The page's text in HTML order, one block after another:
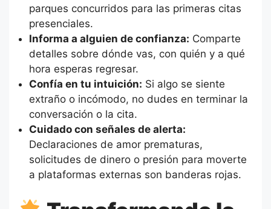
parques concurridos para las primeras citas
presenciales.
Informa a alguien de confianza: Comparte
detalles sobre dónde vas, con quién y a qué
hora esperas regresar.
Confía en tu intuición: Si algo se siente
extraño o incómodo, no dudes en terminar la
conversación o la cita.
Cuidado con señales de alerta:
Declaraciones de amor prematuras,
solicitudes de dinero o presión para moverte
a plataformas externas son banderas rojas.